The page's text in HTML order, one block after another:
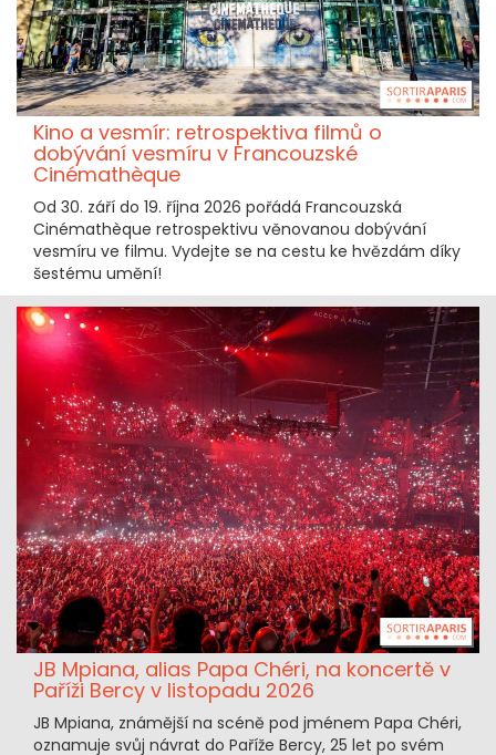
Kino a vesmír: retrospektiva filmů o
dobývání vesmíru v Francouzské
Cinémathèque
Od 30. září do 19. října 2026 pořádá Francouzská
Cinémathèque retrospektivu věnovanou dobývání
vesmíru ve filmu. Vydejte se na cestu ke hvězdám díky
šestému umění!
JB Mpiana, alias Papa Chéri, na koncertě v
Paříži Bercy v listopadu 2026
JB Mpiana, známější na scéně pod jménem Papa Chéri,
oznamuje svůj návrat do Paříže Bercy, 25 let po svém